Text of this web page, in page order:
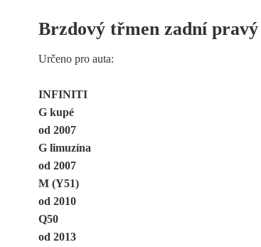
Brzdový třmen zadní pravý
Určeno pro auta:
INFINITI
G kupé
od 2007
G limuzína
od 2007
M (Y51)
od 2010
Q50
od 2013